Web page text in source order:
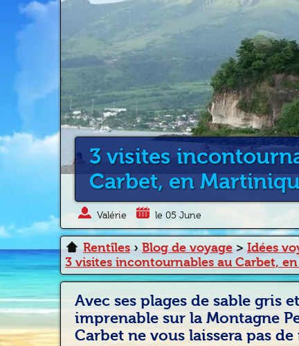
3 visites
Carbet, en
Valérie le 05 June
Rentîles › Blog de voyage> Idées
3 visites incontournables au Carbet,
Avec ses plages de sable gris
imprenable sur la Montagne
Carbet ne vous laissera pas